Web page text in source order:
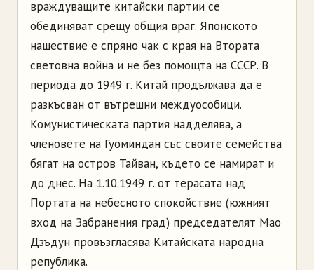
враждуващите китайски партии се
обединяват срещу общия враг. Японското
нашествие е спряно чак с края на Втората
световна война и не без помощта на СССР. В
периода до 1949 г. Китай продължава да е
разкъсван от вътрешни междуособици.
Комунистическата партия надделява, а
членовете на Гуоминдан със своите семейства
бягат на остров Тайван, където се намират и
до днес. На 1.10.1949 г. от терасата над
Портата на небесното спокойствие (южният
вход на Забранения град) председателят Мао
Дзъдун провъзгласява Китайската народна
република.